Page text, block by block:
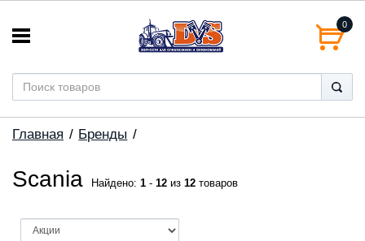
0
Главная Бренды
Scania Найдено: 1 - 12 из 12 товаров